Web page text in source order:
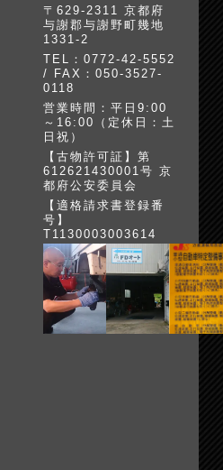
〒629-2311 京都府
与謝郡与謝野町幾地
1331-2
TEL：0772-42-5552
/ FAX：050-3527-
0118
営業時間：平日9:00
～16:00（定休日：土
日祝）
【古物許可証】第
612621430001号 京
都府公安委員会
【適格請求書登録番
号】
T1130003003614